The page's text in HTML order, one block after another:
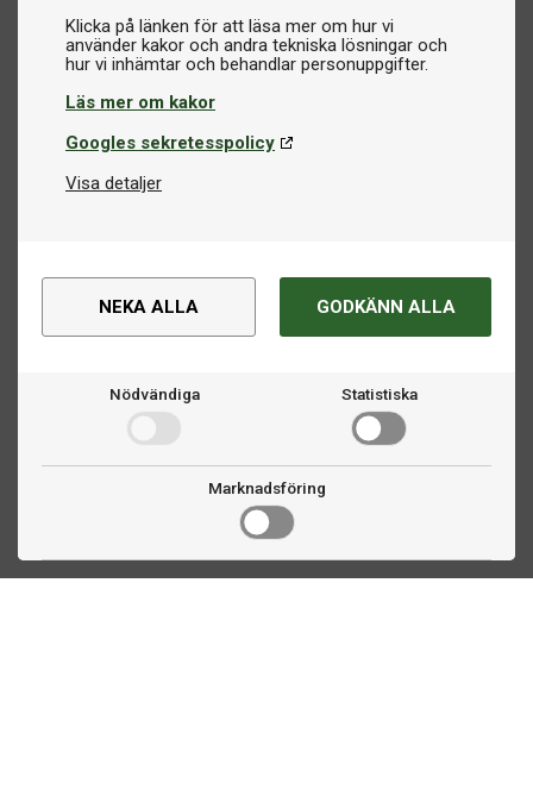
Klicka på länken för att läsa mer om hur vi
använder kakor och andra tekniska lösningar och
Läs mer om kakor
Googles sekretesspolicy
Visa detaljer
NEKA ALLA GODKÄNN ALLA
Nödvändiga Statistiska
Marknadsföring